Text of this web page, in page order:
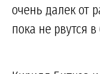
очень далек от
пока не рвутся